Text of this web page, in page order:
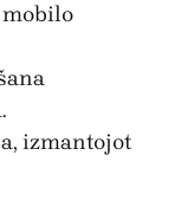
izmantojot